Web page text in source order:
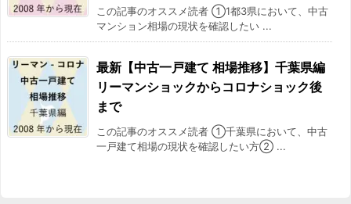
2017/10 -2.6%
2017/11 -11%
2017/12
2018/01 4.5%
この記事のオススメ読者 ①1都3県において、中古
マンション相場の現状を確認したい ...
最新【中古一戸建て 相場推移】千葉県編
リーマンショックからコロナショック後
まで
この記事のオススメ読者 ①千葉県において、中古
一戸建て相場の現状を確認したい方② ...